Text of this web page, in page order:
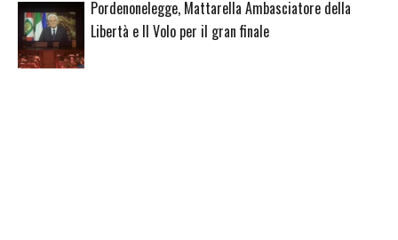
Pordenonelegge, Mattarella Ambasciatore della
Libertà e Il Volo per il gran finale